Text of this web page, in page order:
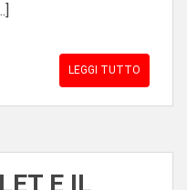
LEGGI TUTTO
E IL